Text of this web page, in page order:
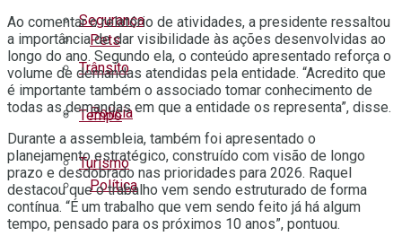
Pets
Polícia
Política
Segurança
Trânsito
Tempo
Turismo
Ao comentar o relatório de atividades, a presidente ressaltou
a importância de dar visibilidade às ações desenvolvidas ao
longo do ano. Segundo ela, o conteúdo apresentado reforça o
volume de demandas atendidas pela entidade. “Acredito que
é importante também o associado tomar conhecimento de
todas as demandas em que a entidade os representa”, disse.
Durante a assembleia, também foi apresentado o
planejamento estratégico, construído com visão de longo
prazo e desdobrado nas prioridades para 2026. Raquel
destacou que o trabalho vem sendo estruturado de forma
contínua. “É um trabalho que vem sendo feito já há algum
tempo, pensado para os próximos 10 anos”, pontuou.